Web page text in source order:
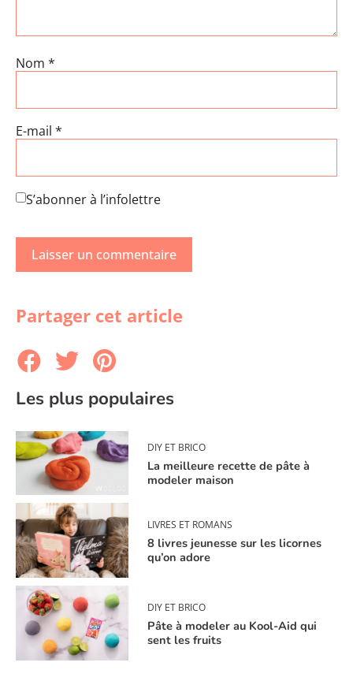
Nom *
E-mail *
S’abonner à l’infolettre
Partager cet article
Les plus populaires
DIY ET BRICO
La meilleure recette de pâte à
modeler maison
LIVRES ET ROMANS
8 livres jeunesse sur les licornes
qu’on adore
DIY ET BRICO
Pâte à modeler au Kool-Aid qui
sent les fruits